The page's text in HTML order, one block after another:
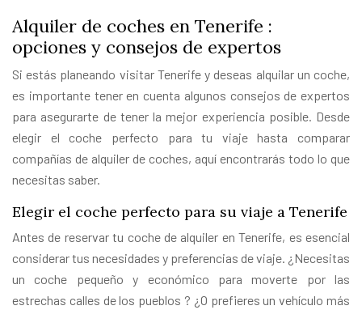
Alquiler de coches en Tenerife :
opciones y consejos de expertos
Si estás planeando visitar Tenerife y deseas alquilar un coche,
es importante tener en cuenta algunos consejos de expertos
para asegurarte de tener la mejor experiencia posible. Desde
elegir el coche perfecto para tu viaje hasta comparar
compañías de alquiler de coches, aquí encontrarás todo lo que
necesitas saber.
Elegir el coche perfecto para su viaje a Tenerife
Antes de reservar tu coche de alquiler en Tenerife, es esencial
considerar tus necesidades y preferencias de viaje. ¿Necesitas
un coche pequeño y económico para moverte por las
estrechas calles de los pueblos ? ¿O prefieres un vehículo más